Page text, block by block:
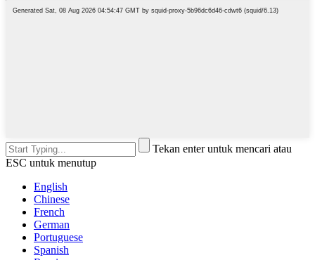
Tekan enter untuk mencari atau
ESC untuk menutup
English
Chinese
French
German
Portuguese
Spanish